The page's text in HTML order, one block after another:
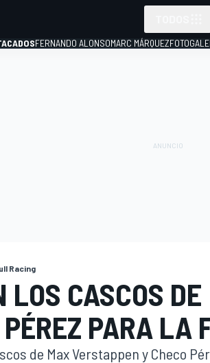
FERNANDO ALONSOMARC MÁRQUEZ
Racing
LOS CASCOS DE
PARA LA
de Max Verstappen y Checo